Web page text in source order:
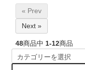
« Prev
Next »
48商品中 1-12商品